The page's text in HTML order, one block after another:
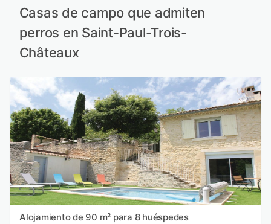
Casas de campo que admiten
perros en Saint-Paul-Trois-
Châteaux
Alojamiento de 90 m² para 8 huéspedes